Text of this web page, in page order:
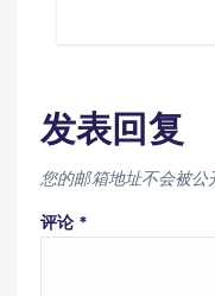
发表回复
您的邮箱地址不会被公
评论 *